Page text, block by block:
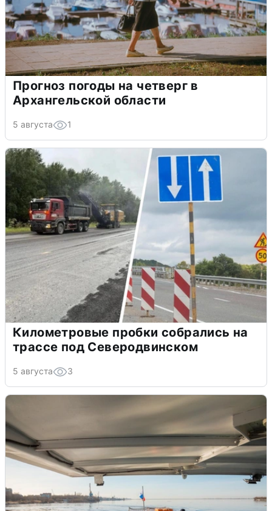
Прогноз погоды на четверг в
Архангельской области
5 августа 1
Километровые пробки собрались на
трассе под Северодвинском
5 августа 3